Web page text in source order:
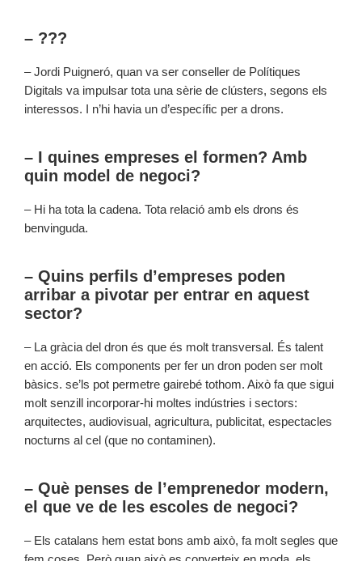
– ???
– Jordi Puigneró, quan va ser conseller de Polítiques
Digitals va impulsar tota una sèrie de clústers, segons els
interessos. I n’hi havia un d’específic per a drons.
– I quines empreses el formen? Amb
quin model de negoci?
– Hi ha tota la cadena. Tota relació amb els drons és
benvinguda.
– Quins perfils d’empreses poden
arribar a pivotar per entrar en aquest
sector?
– La gràcia del dron és que és molt transversal. És talent
en acció. Els components per fer un dron poden ser molt
bàsics. se’ls pot permetre gairebé tothom. Això fa que sigui
molt senzill incorporar-hi moltes indústries i sectors:
arquitectes, audiovisual, agricultura, publicitat, espectacles
nocturns al cel (que no contaminen).
– Què penses de l’emprenedor modern,
el que ve de les escoles de negoci?
– Els catalans hem estat bons amb això, fa molt segles que